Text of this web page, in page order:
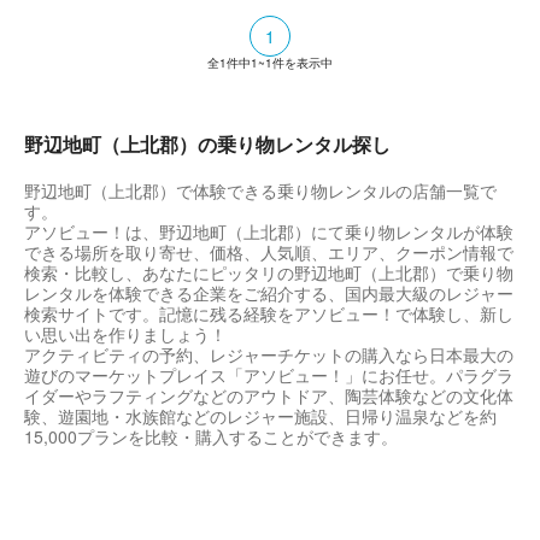
1
全1件中1~1件を表示中
野辺地町（上北郡）の乗り物レンタル探し
野辺地町（上北郡）で体験できる乗り物レンタルの店舗一覧で
す。
アソビュー！は、野辺地町（上北郡）にて乗り物レンタルが体験
できる場所を取り寄せ、価格、人気順、エリア、クーポン情報で
検索・比較し、あなたにピッタリの野辺地町（上北郡）で乗り物
レンタルを体験できる企業をご紹介する、国内最大級のレジャー
検索サイトです。記憶に残る経験をアソビュー！で体験し、新し
い思い出を作りましょう！
アクティビティの予約、レジャーチケットの購入なら日本最大の
遊びのマーケットプレイス「アソビュー！」にお任せ。パラグラ
イダーやラフティングなどのアウトドア、陶芸体験などの文化体
験、遊園地・水族館などのレジャー施設、日帰り温泉などを約
15,000プランを比較・購入することができます。